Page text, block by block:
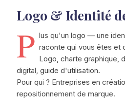
Logo & Identité
P lus qu'un logo — une
raconte qui vous êtes et
Logo, charte graphique,
digital, guide d'utilisation.
Pour qui ? Entreprises en
repositionnement de marque.